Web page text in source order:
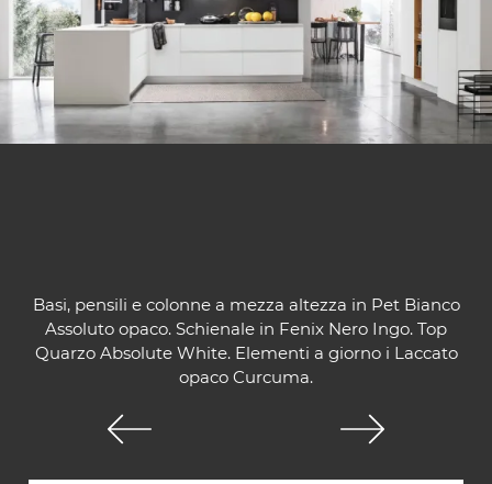
Basi, pensili e colonne a mezza altezza in Pet Bianco
Assoluto opaco. Schienale in Fenix Nero Ingo. Top
Quarzo Absolute White. Elementi a giorno i Laccato
opaco Curcuma.